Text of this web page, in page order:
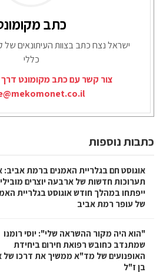
כתב
ישראל נצח כתב בצוות העיתונאים של
כללי
צור קשר עם כתב מקומונט דרך
כתבות נוספות
אוגוסט חם בגלריית האמנים ברמת
תערוכות חדשות של ארבעה יוצרים
ייפתחו במהלך חודש אוגוסט בגלריית
של עופר רמת אביב
"הוא היה מקור ההשראה שלי": יוסי רומנו
שמתנדב כחובש רפואת חירום ביחידת
האופנועים של מד"א ממשיך את דרכו של
בן ז"ל